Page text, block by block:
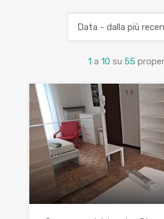
1 a 10 su 55
Data - dalla più